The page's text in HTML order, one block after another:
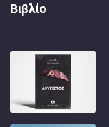
Βιβλίο